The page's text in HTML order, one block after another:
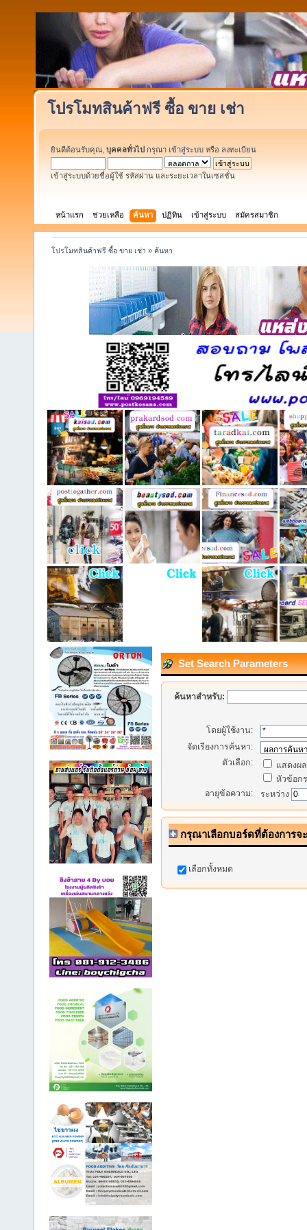
โปรโมทสินค้าฟรี ซื้อ ขาย เช่า
ยินดีต้อนรับคุณ, บุคคลทั่วไป กรุณา เข้าสู่ระบบ หรือ ลงทะเบียน
เข้าสู่ระบบด้วยชื่อผู้ใช้ รหัสผ่าน และระยะเวลาในเซสชั่น
หน้าแรก ช่วยเหลือ ค้นหา ปฏิทิน เข้าสู่ระบบ สมัครสมาชิก
โปรโมทสินค้าฟรี ซื้อ ขาย เช่า »ค้นหา
Set Search Parameters
ค้นหาสำหรับ:
โดยผู้ใช้งาน:
จัดเรียงการค้นหา:
ตัวเลือก:
แสดงผ
หัวข้อก
อายุข้อความ:
ระหว่าง
กรุณาเลือกบอร์ดที่ต้องการ
เลือกทั้งหมด